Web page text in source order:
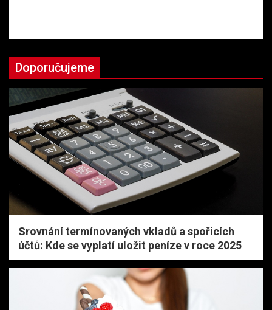
Doporučujeme
Srovnání termínovaných vkladů a spořicích
účtů: Kde se vyplatí uložit peníze v roce 2025